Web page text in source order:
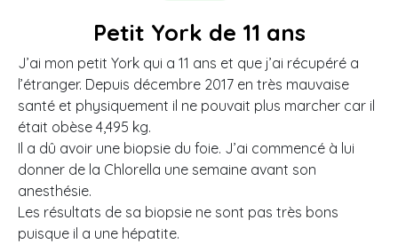
Petit York de 11 ans
J’ai mon petit York qui a 11 ans et que j’ai récupéré a
l’étranger. Depuis décembre 2017 en très mauvaise
santé et physiquement il ne pouvait plus marcher car il
était obèse 4,495 kg.
Il a dû avoir une biopsie du foie. J’ai commencé à lui
donner de la Chlorella une semaine avant son
anesthésie.
Les résultats de sa biopsie ne sont pas très bons
puisque il a une hépatite.